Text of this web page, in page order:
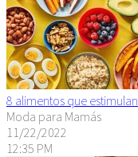
8 alimentos que
Moda para Mamás
11/22/2022
12:35 PM